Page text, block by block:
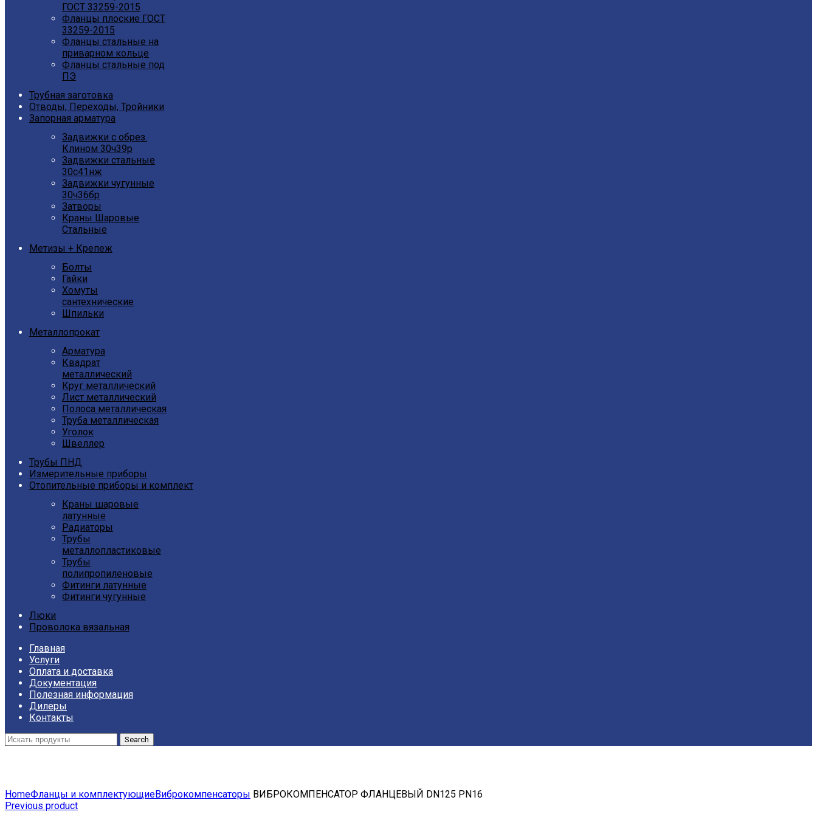
ГОСТ 33259-2015
Фланцы плоские ГОСТ
33259-2015
Фланцы стальные на
приварном кольце
Фланцы стальные под
ПЭ
Трубная заготовка
Отводы, Переходы, Тройники
Запорная арматура
Задвижки с обрез.
Клином 30ч39р
Задвижки стальные
30с41нж
Задвижки чугунные
30ч36бр
Затворы
Краны Шаровые
Стальные
Метизы + Крепеж
Болты
Гайки
Хомуты
сантехнические
Шпильки
Металлопрокат
Арматура
Квадрат
металлический
Круг металлический
Лист металлический
Полоса металлическая
Труба металлическая
Уголок
Швеллер
Трубы ПНД
Измерительные приборы
Отопительные приборы и комплект
Краны шаровые
латунные
Радиаторы
Трубы
металлопластиковые
Трубы
полипропиленовые
Фитинги латунные
Фитинги чугунные
Люки
Проволока вязальная
Главная
Услуги
Оплата и доставка
Документация
Полезная информация
Дилеры
Контакты
Search
HomeФланцы и комплектующиеВиброкомпенсаторы ВИБРОКОМПЕНСАТОР ФЛАНЦЕВЫЙ DN125 РN16
Previous product